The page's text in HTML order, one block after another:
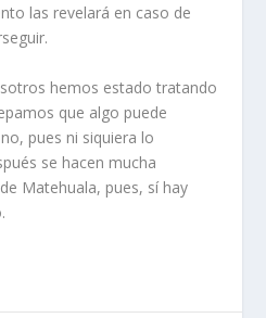
las revelará en caso de
hemos estado tratando
que algo puede
pues ni siquiera lo
se hacen mucha
Matehuala, pues, sí hay